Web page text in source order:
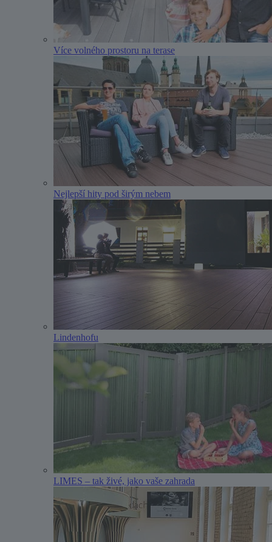
Více volného prostoru na terase
Nejlepší hity pod širým nebem
Lindenhofu
LIMES – tak živé, jako vaše zahrada